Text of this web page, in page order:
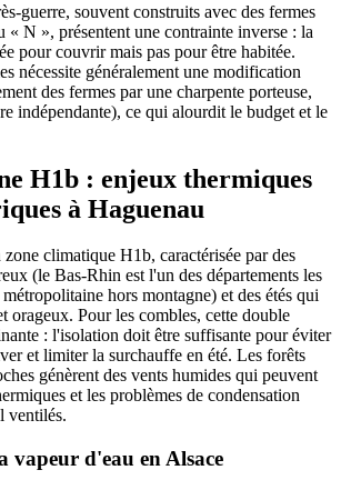
guerre, souvent construits avec des fermes
« N », présentent une contrainte inverse : la
pour couvrir mais pas pour être habitée.
nécessite généralement une modification
des fermes par une charpente porteuse,
indépendante), ce qui alourdit le budget et le
H1b : enjeux thermiques
à Haguenau
zone climatique H1b, caractérisée par des
(le Bas-Rhin est l'un des départements les
hors montagne) et des étés qui
orageux. Pour les combles, cette double
: l'isolation doit être suffisante pour éviter
et limiter la surchauffe en été. Les forêts
génèrent des vents humides qui peuvent
et les problèmes de condensation
ventilés.
vapeur d'eau en Alsace